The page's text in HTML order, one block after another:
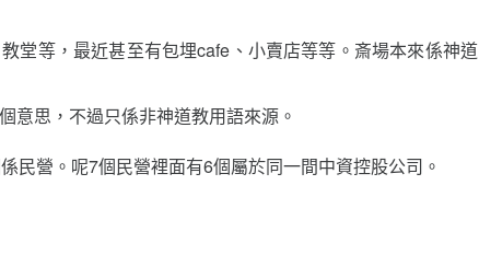
堂等，最近甚至有包埋cafe、小賣店等等。斎場本來係神道
思，不過只係非神道教用語來源。
民營。呢7個民營裡面有6個屬於同一間中資控股公司。